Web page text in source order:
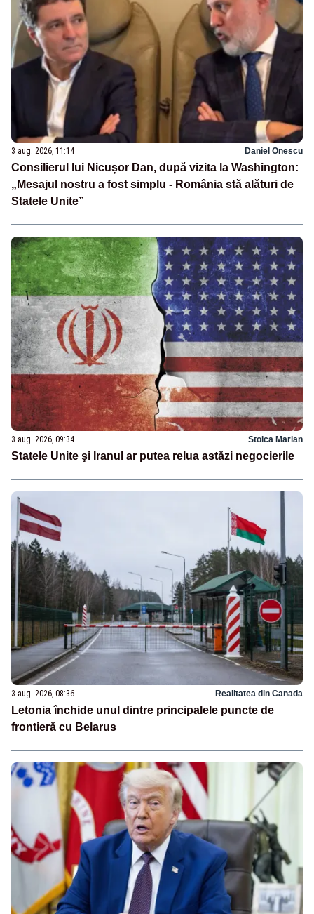
3 aug. 2026, 11:14 Daniel Onescu
Consilierul lui Nicușor Dan, după vizita la Washington:
„Mesajul nostru a fost simplu - România stă alături de
Statele Unite”
3 aug. 2026, 09:34 Stoica Marian
Statele Unite şi Iranul ar putea relua astăzi negocierile
3 aug. 2026, 08:36 Realitatea din Canada
Letonia închide unul dintre principalele puncte de
frontieră cu Belarus